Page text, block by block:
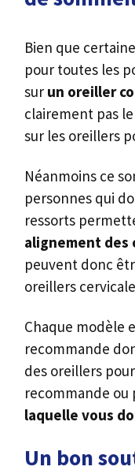
Bien que
pour toutes les
sur un oreiller
clairement pas
sur les oreillers
Néanmoins ce
personnes qui
ressorts
alignement des
peuvent donc
oreillers
Chaque modèle
recommande
des oreillers
recommande ou
laquelle vous
Un bon